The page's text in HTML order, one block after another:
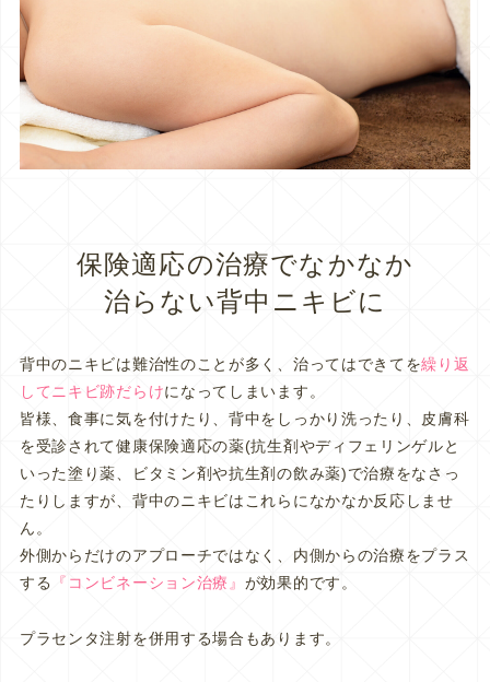
保険適応の治療でなかなか
治らない背中ニキビに
背中のニキビは難治性のことが多く、治ってはできてを繰り返
してニキビ跡だらけになってしまいます。
皆様、食事に気を付けたり、背中をしっかり洗ったり、皮膚科
を受診されて健康保険適応の薬(抗生剤やディフェリンゲルと
いった塗り薬、ビタミン剤や抗生剤の飲み薬)で治療をなさっ
たりしますが、背中のニキビはこれらになかなか反応しませ
ん。
外側からだけのアプローチではなく、内側からの治療をプラス
する
『コンビネーション治療』 が効果的です。
プラセンタ注射を併用する場合もあります。